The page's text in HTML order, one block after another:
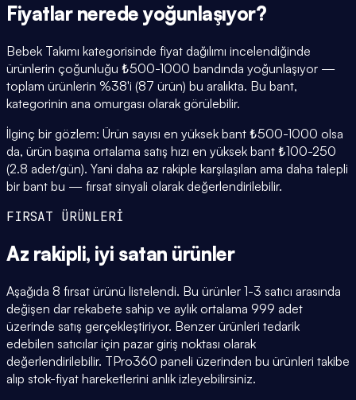
Fiyatlar nerede yoğunlaşıyor?
Bebek Takımı kategorisinde fiyat dağılımı incelendiğinde
ürünlerin çoğunluğu ₺500-1000 bandında yoğunlaşıyor —
toplam ürünlerin %38'i (87 ürün) bu aralıkta. Bu bant,
kategorinin ana omurgası olarak görülebilir.
İlginç bir gözlem: Ürün sayısı en yüksek bant ₺500-1000 olsa
da, ürün başına ortalama satış hızı en yüksek bant ₺100-250
(2.8 adet/gün). Yani daha az rakiple karşılaşılan ama daha talepli
bir bant bu — fırsat sinyali olarak değerlendirilebilir.
FIRSAT ÜRÜNLERİ
Az rakipli, iyi satan ürünler
Aşağıda 8 fırsat ürünü listelendi. Bu ürünler 1-3 satıcı arasında
değişen dar rekabete sahip ve aylık ortalama 999 adet
üzerinde satış gerçekleştiriyor. Benzer ürünleri tedarik
edebilen satıcılar için pazar giriş noktası olarak
değerlendirilebilir. TPro360 paneli üzerinden bu ürünleri takibe
alıp stok-fiyat hareketlerini anlık izleyebilirsiniz.